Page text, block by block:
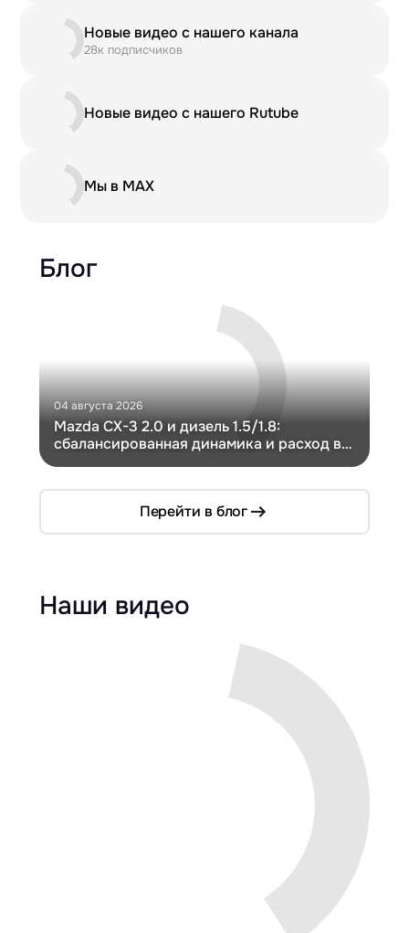
Новые видео с нашего канала
28к подписчиков
Новые видео с нашего Rutube
Мы в MAX
Блог
04 августа 2026
Mazda CX-3 2.0 и дизель 1.5/1.8:
сбалансированная динамика и расход в
Перейти в блог
Наши видео